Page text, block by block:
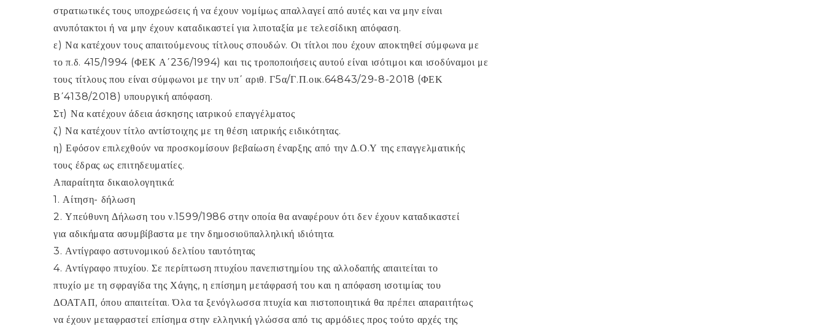
στρατιωτικές τους υποχρεώσεις ή να έχουν νομίμως απαλλαγεί από αυτές και να μην είναι
ανυπότακτοι ή να μην έχουν καταδικαστεί για λιποταξία με τελεσίδικη απόφαση.
ε) Να κατέχουν τους απαιτούμενους τίτλους σπουδών. Οι τίτλοι που έχουν αποκτηθεί σύμφωνα με
το π.δ. 415/1994 (ΦΕΚ Α΄236/1994) και τις τροποποιήσεις αυτού είναι ισότιμοι και ισοδύναμοι με
τους τίτλους που είναι σύμφωνοι με την υπ΄ αριθ. Γ5α/Γ.Π.οικ.64843/29-8-2018 (ΦΕΚ
Β΄4138/2018) υπουργική απόφαση.
Στ) Να κατέχουν άδεια άσκησης ιατρικού επαγγέλματος
ζ) Να κατέχουν τίτλο αντίστοιχης με τη θέση ιατρικής ειδικότητας.
η) Εφόσον επιλεχθούν να προσκομίσουν βεβαίωση έναρξης από την Δ.Ο.Υ της επαγγελματικής
τους έδρας ως επιτηδευματίες.
Απαραίτητα δικαιολογητικά:
1. Αίτηση- δήλωση
2. Υπεύθυνη Δήλωση του ν.1599/1986 στην οποία θα αναφέρουν ότι δεν έχουν καταδικαστεί
για αδικήματα ασυμβίβαστα με την δημοσιοϋπαλληλική ιδιότητα.
3. Αντίγραφο αστυνομικού δελτίου ταυτότητας
4. Αντίγραφο πτυχίου. Σε περίπτωση πτυχίου πανεπιστημίου της αλλοδαπής απαιτείται το
πτυχίο με τη σφραγίδα της Χάγης, η επίσημη μετάφρασή του και η απόφαση ισοτιμίας του
ΔΟΑΤΑΠ, όπου απαιτείται. Όλα τα ξενόγλωσσα πτυχία και πιστοποιητικά θα πρέπει απαραιτήτως
να έχουν μεταφραστεί επίσημα στην ελληνική γλώσσα από τις αρμόδιες προς τούτο αρχές της